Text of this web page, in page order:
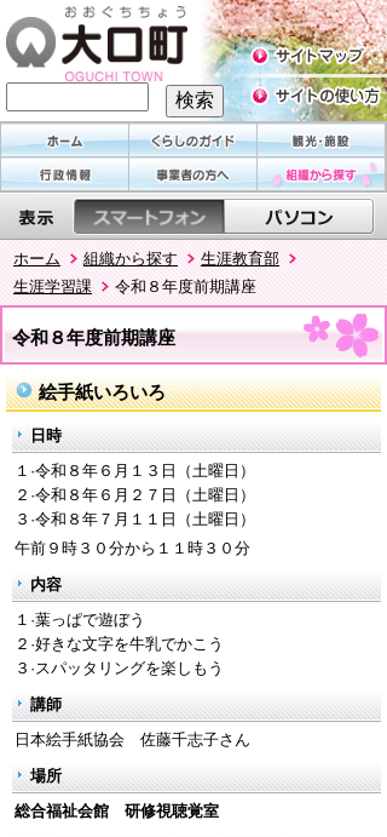
ホーム 組織から探す
生涯教育部
生涯学習課
令和８年度前期講座
令和８年度前期講座
絵手紙いろいろ
日時
１·令和８年６月１３日（土曜日）
２·令和８年６月２７日（土曜日）
３·令和８年７月１１日（土曜日）
午前９時３０分から１１時３０分
内容
１·葉っぱで遊ぼう
２·好きな文字を牛乳でかこう
３·スパッタリングを楽しもう
講師
日本絵手紙協会 佐藤千志子さん
場所
総合福祉会館 研修視聴覚室